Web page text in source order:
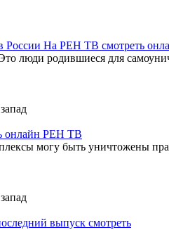
России На РЕН ТВ смотреть
люди родившиеся для
онлайн РЕН ТВ
могу быть уничтожены
выпуск смотреть